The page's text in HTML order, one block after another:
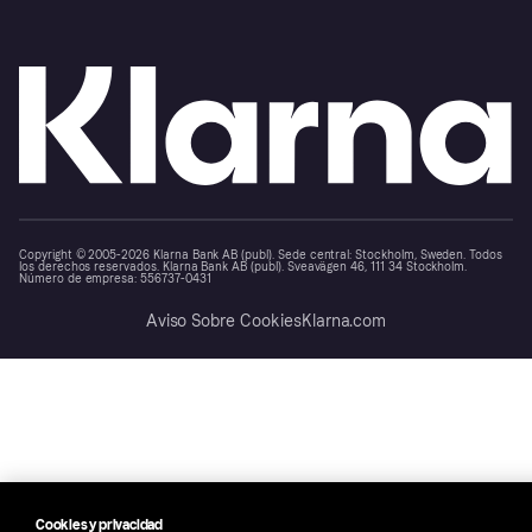
Copyright © 2005-2026 Klarna Bank AB (publ). Sede central: Stockholm, Sweden. Todos
los derechos reservados. Klarna Bank AB (publ). Sveavägen 46, 111 34 Stockholm.
Número de empresa: 556737-0431
Aviso Sobre CookiesKlarna.com
Cookies y privacidad